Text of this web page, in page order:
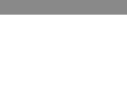
漏或延误，或因使用此服务/
不负责。一切有关的索偿或
体检中心或商户提出。